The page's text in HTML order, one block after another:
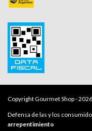
Copyright Gourmet Shop -
Defensa de las y los
arrepentimiento